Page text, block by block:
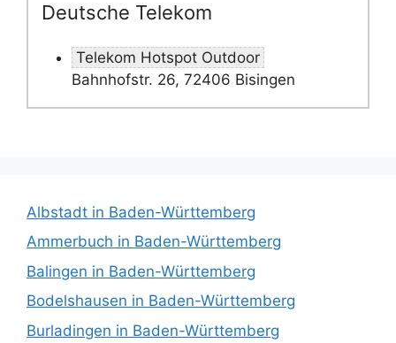
Deutsche Telekom
Telekom Hotspot Outdoor
Bahnhofstr. 26, 72406 Bisingen
Albstadt in Baden-Württemberg
Ammerbuch in Baden-Württemberg
Balingen in Baden-Württemberg
Bodelshausen in Baden-Württemberg
Burladingen in Baden-Württemberg